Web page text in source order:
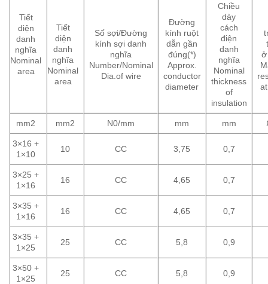
Tiết
diện
danh
nghĩa
Nominal
area
Tiết
diện
danh
nghĩa
Nominal
area
Số sợi/Đường
kính sợi danh
nghĩa
Number/Nominal
Dia.of wire
Đường
kính ruột
dẫn gần
đúng(*)
Approx.
conductor
diameter
Chiều
dày
cách
điện
danh
nghĩa
Nominal
thickness
of
insulation
ở
mm2 mm2 N0/mm mm mm
3×16 +
1×10
10 CC 3,75 0,7
3×25 +
1×16
16 CC 4,65 0,7
3×35 +
1×16
16 CC 4,65 0,7
3×35 +
1×25
25 CC 5,8 0,9
3×50 +
1×25
25 CC 5,8 0,9